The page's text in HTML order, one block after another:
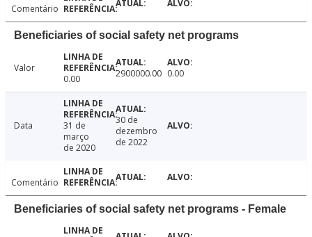
Comentário
Beneficiaries of social safety net programs
Valor
0.00
2900000.00 0.00
Data
31 de
março
de 2020
30 de
dezembro
de 2022
Comentário
Beneficiaries of social safety net programs - Female